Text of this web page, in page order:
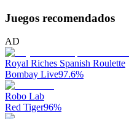
Juegos recomendados
AD
Royal Riches Spanish Roulette
Bombay Live97.6%
Robo Lab
Red Tiger96%